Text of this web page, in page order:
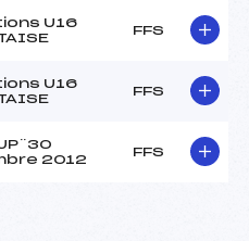
U16
FFS
U16
FFS
2012
FFS